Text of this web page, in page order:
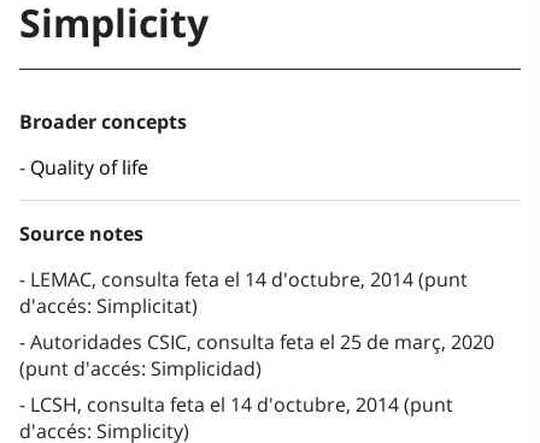
Simplicity
Broader concepts
Quality of life
Source notes
LEMAC, consulta feta el 14 d'octubre, 2014 (punt
d'accés: Simplicitat)
Autoridades CSIC, consulta feta el 25 de març, 2020
(punt d'accés: Simplicidad)
LCSH, consulta feta el 14 d'octubre, 2014 (punt
d'accés: Simplicity)